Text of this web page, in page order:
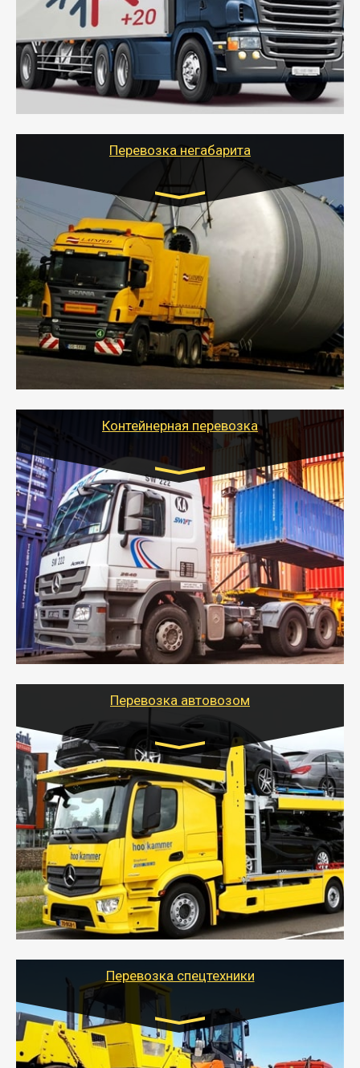
- Рефрижераторные перевозки грузов с
соблюдением температурного режима, работающим
термописцем, санитарной обработкой кузова и мед.
книжкой у водителя.
- Тайгер Логистик поможет быстро перевезти
скоропортящиеся продукты в любой город России с
Перевозка негабарита
Цена за км. Рассчитывается
индивидуально
- Перевозка техники и негабаритных грузов
осуществляется после получения разрешения на
перевозку (обычно 7-14 дней).
- Тайгер Логистик в короткие сроки поможет вам
качественно и безопасно перевезти негабаритные
грузы по всей России тралом, манипулятором и
другим транспортом и подобрать оптимальный
Контейнерная перевозка
Цена за км. Рассчитывается
индивидуально
- Контейнерные грузоперевозки на специальном
оборудованном транспорте быстро, качественно и
безопасно.
- Наша транспортная компания поможет
организовать доставку в порт и из порта
стандартных контейнеров на контейнеровозе,
шаландах и площадках (открытых кузовах),
используя надежные крепления.
Перевозка автовозом
Цена за км. Рассчитывается
индивидуально
- Перевозка автовозом от Тайгер Логистик – это
быстрый и безопасный способ доставить несколько
легковых автомобилей за одну поездку в другой
город.
- Наша транспортная компания организует доставку
машин автовозом, подобрав оптимальный маршрут с
учетом всех особенности по пути следования.
Перевозка спецтехники
Цена за км. Рассчитывается